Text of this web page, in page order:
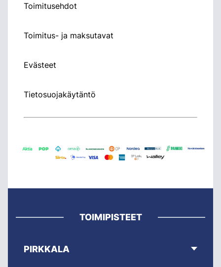
Toimitusehdot
Toimitus- ja maksutavat
Evästeet
Tietosuojakäytäntö
TOIMIPISTEET
PIRKKALA